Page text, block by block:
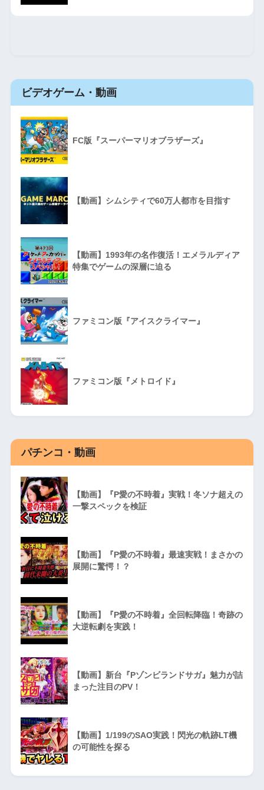
ビデオゲーム・動画
FC版『スーパーマリオブラザーズ』
【動画】シムシティで60万人都市を目指す
【動画】1993年の名作復活！エメラルディア
特集でゲームの深層に迫る
ファミコン版『アイスクライマー』
ファミコン版『メトロイド』
パチンコ・動画
【動画】『P愛の不時着』実戦！冬ソナ超えの
一撃スペックを検証
【動画】『P愛の不時着』最速実戦！まさかの
展開に驚愕！？
【動画】『P愛の不時着』全回転降臨！奇跡の
大逆転劇を実践！
【動画】新台『Pゾンビランドサガ』魅力が詰
まった注目のPV！
【動画】1/199のSAO実践！閃光の軌跡LT機
の可能性を探る